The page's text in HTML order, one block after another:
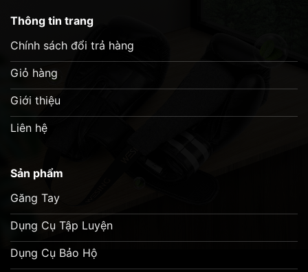
Thông tin trang
Chính sách đổi trả hàng
Giỏ hàng
Giới thiệu
Liên hệ
Sản phẩm
Găng Tay
Dụng Cụ Tập Luyện
Dụng Cụ Bảo Hộ